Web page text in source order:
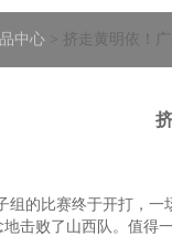
中心 > 挤走黄明依！
组的比赛终于开打，
击败了山西队。值得